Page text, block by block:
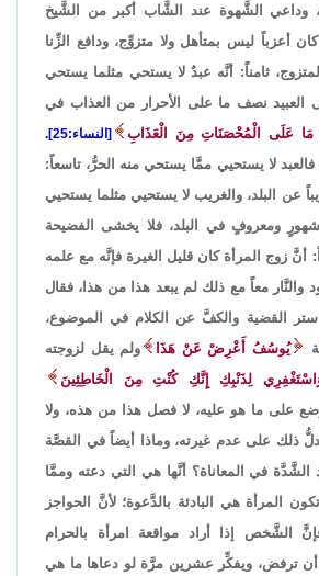
وداعي الشَّهوة عند الشَّاب أكبر من الشَّيخ
أعزباً ليس بمتأهل ولا متزوِّج، ودافع الزِّنا
ثامناً: أنَّه عبدٌ لا يستحي مثلما يستحي
العبيد نصف ما على الأحرار من العذاب في
عَلَى الْمُحْصَنَاتِ مِنَ الْعَذَابِ [النساء:25].
فالعبد لا يستحيي ممَّا يستحي منه الحرُّ، تاسعاً:
عن البلد، والغريب لا يستحيي مثلما يستحيي
مشهورٍ ومعروفٍ في البلد، فلا يخشى الفضيحة
أنَّ زوج المرأة كان قليل الغيرة فإنَّه مع علمه
والنَّار معاً مع ذلك لم يبعد هذا من هذا، فقال
ستر القضية والكفَّ عن الكلام في الموضوع،
يُوسُفُ أَعْرِضْ عَنْ هَذَا
ولم يقل لزوجته
لِذَنْبِكِ إِنَّكِ كُنْتِ مِنَ الْخَاطِئِينَ
على ما هو عليه، لا فصل هذا من هذه، ولا
ذلك على عدم غيرته، وماذا أيضاً في القصَّة
الشَّدَّة في المعاناة؟ أنَّها هي التي دعته وممَّا
المرأة هي البادئة بالدَّعوة؛ لأنَّ الحواجز
الشَّخص إذا أراد مواقعة امرأة بالحرام
أن ترفض، ويفكِّر عشرين مرَّة لو دعاها ما هي